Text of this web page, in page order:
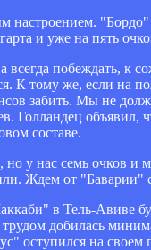
настроением.
и уже на пять
побеждать, к
К тому же, если на
забить. Мы не
Голландец объявил,
составе.
у нас семь очков
Ждем от
в Тель-Авиве
добилась
оступился на